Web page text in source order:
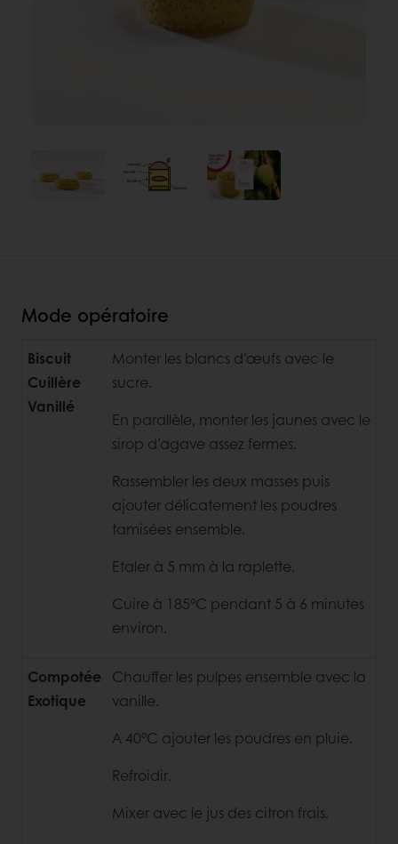
Mode opératoire
Biscuit
Cuillère
Vanillé
Monter les blancs d’œufs avec le
sucre.
En parallèle, monter les jaunes avec le
sirop d’agave assez fermes.
Rassembler les deux masses puis
ajouter délicatement les poudres
tamisées ensemble.
Etaler à 5 mm à la raplette.
Cuire à 185°C pendant 5 à 6 minutes
environ.
Compotée
Exotique
Chauffer les pulpes ensemble avec la
vanille.
A 40°C ajouter les poudres en pluie.
Refroidir.
Mixer avec le jus des citron frais.